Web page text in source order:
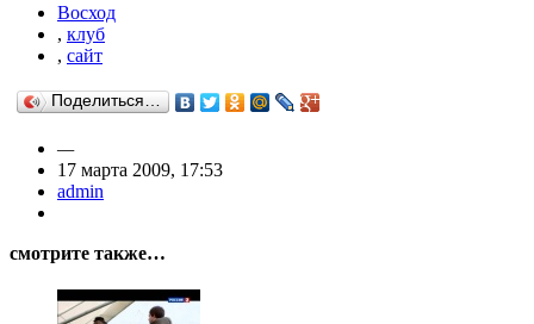
Восход
, клуб
, сайт
Поделиться…
—
17 марта 2009, 17:53
admin
смотрите также…